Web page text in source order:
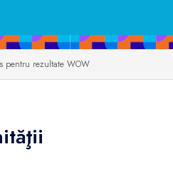
pentru rezultate WOW